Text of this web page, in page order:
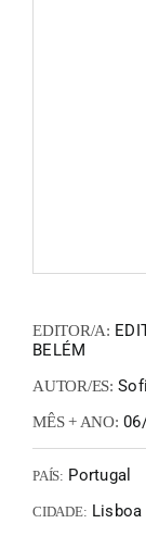
EDITOR/A:
BELÉM
AUTOR/ES:
MÊS + ANO:
PAÍS: Portugal
CIDADE: Lisboa